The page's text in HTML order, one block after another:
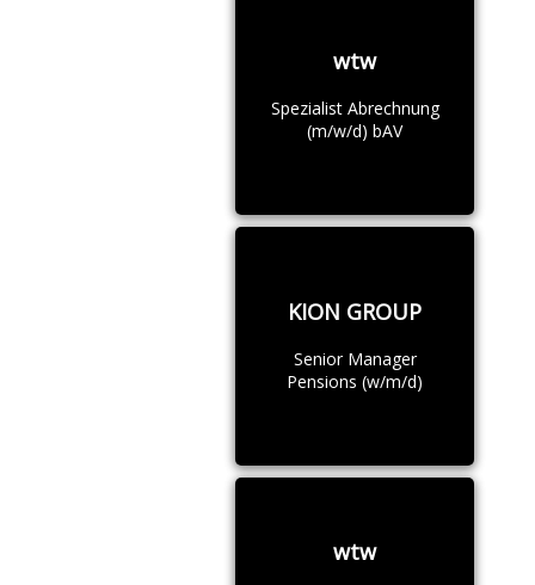
wtw
Spezialist Abrechnung
(m/w/d) bAV
KION GROUP
Senior Manager
Pensions (w/m/d)
wtw